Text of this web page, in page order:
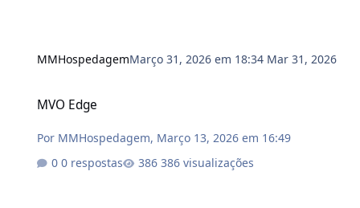
MMHospedagemMarço 31, 2026 em 18:34 Mar 31, 2026
MVO Edge
Por MMHospedagem, Março 13, 2026 em 16:49
0 respostas
386 visualizações